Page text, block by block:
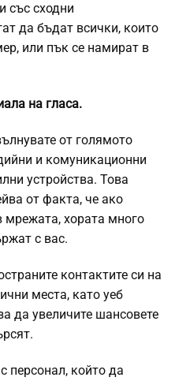
със сходни
да бъдат всички, които
или пък се намират в
на гласа.
от голямото
и комуникационни
устройства. Това
от факта, че ако
мрежата, хората много
с вас.
контактите си на
места, като уеб
да увеличите шансовете
персонал, който да